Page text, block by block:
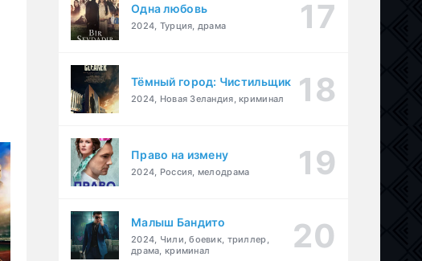
Одна любовь
2024, Турция, драма
Тёмный город: Чистильщик
2024, Новая Зеландия, криминал
Право на измену
2024, Россия, мелодрама
Малыш Бандито
2024, Чили, боевик, триллер,
драма, криминал